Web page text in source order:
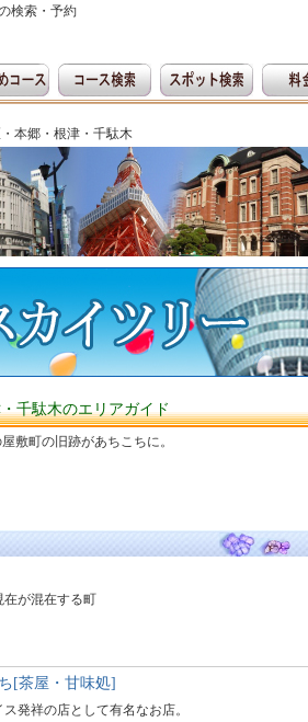
検索・予約
本郷・根津・千駄木
千駄木のエリアガイド
敷町の旧跡があちこちに。
在が混在する町
[茶屋・甘味処]
発祥の店として有名なお店。